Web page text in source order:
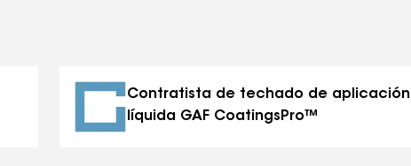
Contratista de techado de aplicación
líquida GAF CoatingsPro™